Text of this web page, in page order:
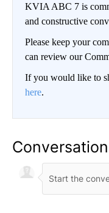
KVIA ABC 7 is
and constructive
Please keep your
can review our
If you would like to
here.
Conversation